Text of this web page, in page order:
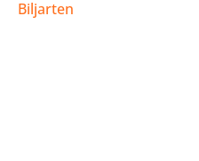
Biljarten